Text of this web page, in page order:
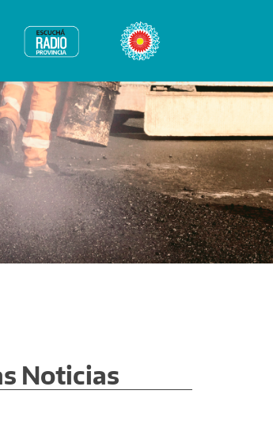
Radio Provincia Bicentenario
Noticias